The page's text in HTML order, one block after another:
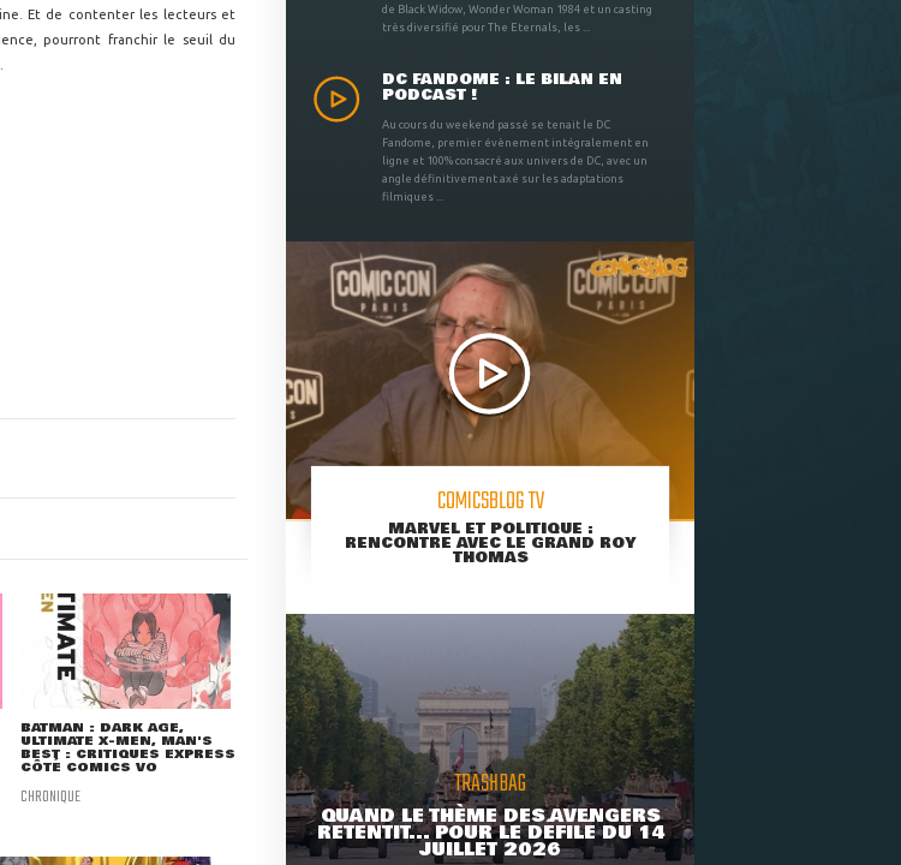
Et de contenter les lecteurs et
pourront franchir le seuil du
BATMAN : DARK AGE,
ULTIMATE X-MEN, MAN'S
BEST : CRITIQUES EXPRESS
CÔTÉ COMICS VO
CHRONIQUE
de Black Widow, Wonder Woman 1984 et un casting
très diversifié pour The Eternals, les ...
DC FANDOME : LE BILAN EN
PODCAST !
Au cours du weekend passé se tenait le DC
Fandome, premier évènement intégralement en
ligne et 100% consacré aux univers de DC, avec un
angle définitivement axé sur les adaptations
filmiques ...
COMICSBLOG TV
MARVEL ET POLITIQUE :
RENCONTRE AVEC LE GRAND ROY
THOMAS
TRASHBAG
QUAND LE THÈME DES AVENGERS
RETENTIT... POUR LE DÉFILÉ DU 14
JUILLET 2026